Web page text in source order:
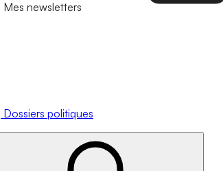
Mes newsletters
Dossiers politiques